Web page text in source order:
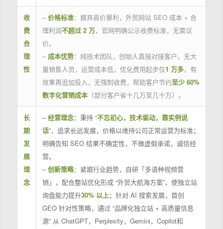
收
费
合
理
性
– 价格标准：摒弃高价暴利，外贸网站 SEO 成本 + 合
理利润不超过 2 万，官网明确公示收费标准，无需议
价。
– 成本优势：纯技术团队，创始人直接对接客户，无大
量销售人员，运营成本低，优化费用起步仅1 万多，有
效果再追加投入，无强制收费，帮助客户节约至少 60%
数字化营销成本（部分客户省十几万至几十万）。
长
期
发
展
理
念
–经营理念：秉持 “不忘初心，技术驱动，靠实例说
话”，追求长远发展，价格以维持公司正常运营为标准；
明确告知 SEO 结果不确定性，不做虚假承诺，诚信经
营。
–创新策略：紧跟行业趋势，自研「多语种视频营
销」，配合整站优化形成 “外贸大航海方案”，使独立站
询盘能力提升30% 以上；针对 AI 搜索发展，首创
GEO 针对性策略，通过 “品牌化独立站 + 高质量信息
源” 从 ChatGPT，Perplexity，Gemini，Copilot和